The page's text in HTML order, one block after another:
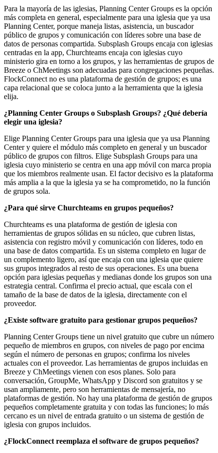
Para la mayoría de las iglesias, Planning Center Groups es la opción
más completa en general, especialmente para una iglesia que ya usa
Planning Center, porque maneja listas, asistencia, un buscador
público de grupos y comunicación con líderes sobre una base de
datos de personas compartida. Subsplash Groups encaja con iglesias
centradas en la app, Churchteams encaja con iglesias cuyo
ministerio gira en torno a los grupos, y las herramientas de grupos de
Breeze o ChMeetings son adecuadas para congregaciones pequeñas.
FlockConnect no es una plataforma de gestión de grupos; es una
capa relacional que se coloca junto a la herramienta que la iglesia
elija.
¿Planning Center Groups o Subsplash Groups? ¿Qué debería
elegir una iglesia?
Elige Planning Center Groups para una iglesia que ya usa Planning
Center y quiere el módulo más completo en general y un buscador
público de grupos con filtros. Elige Subsplash Groups para una
iglesia cuyo ministerio se centra en una app móvil con marca propia
que los miembros realmente usan. El factor decisivo es la plataforma
más amplia a la que la iglesia ya se ha comprometido, no la función
de grupos sola.
¿Para qué sirve Churchteams en grupos pequeños?
Churchteams es una plataforma de gestión de iglesia con
herramientas de grupos sólidas en su núcleo, que cubren listas,
asistencia con registro móvil y comunicación con líderes, todo en
una base de datos compartida. Es un sistema completo en lugar de
un complemento ligero, así que encaja con una iglesia que quiere
sus grupos integrados al resto de sus operaciones. Es una buena
opción para iglesias pequeñas y medianas donde los grupos son una
estrategia central. Confirma el precio actual, que escala con el
tamaño de la base de datos de la iglesia, directamente con el
proveedor.
¿Existe software gratuito para gestionar grupos pequeños?
Planning Center Groups tiene un nivel gratuito que cubre un número
pequeño de miembros en grupos, con niveles de pago por encima
según el número de personas en grupos; confirma los niveles
actuales con el proveedor. Las herramientas de grupos incluidas en
Breeze y ChMeetings vienen con esos planes. Solo para
conversación, GroupMe, WhatsApp y Discord son gratuitos y se
usan ampliamente, pero son herramientas de mensajería, no
plataformas de gestión. No hay una plataforma de gestión de grupos
pequeños completamente gratuita y con todas las funciones; lo más
cercano es un nivel de entrada gratuito o un sistema de gestión de
iglesia con grupos incluidos.
¿FlockConnect reemplaza el software de grupos pequeños?